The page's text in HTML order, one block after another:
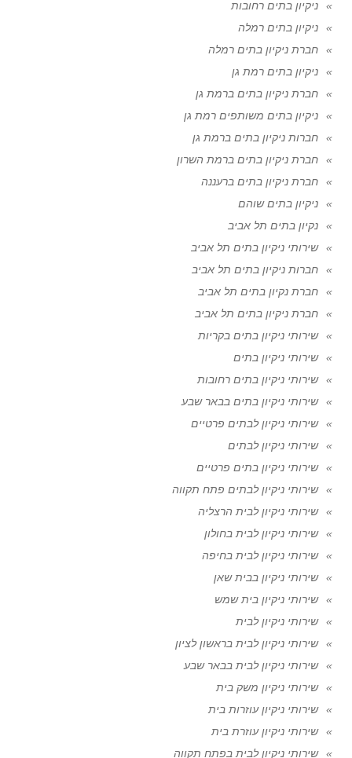
ניקיון בתים רחובות
ניקיון בתים רמלה
חברת ניקיון בתים רמלה
ניקיון בתים רמת גן
חברת ניקיון בתים ברמת גן
ניקיון בתים משותפים רמת גן
חברות ניקיון בתים ברמת גן
חברת ניקיון בתים ברמת השרון
חברת ניקיון בתים ברעננה
ניקיון בתים שוהם
נקיון בתים תל אביב
שירותי ניקיון בתים תל אביב
חברות ניקיון בתים תל אביב
חברת נקיון בתים תל אביב
חברת ניקיון בתים תל אביב
שירותי ניקיון בתים בקריות
שירותי ניקיון בתים
שירותי ניקיון בתים רחובות
שירותי ניקיון בתים בבאר שבע
שירותי ניקיון לבתים פרטיים
שירותי ניקיון לבתים
שירותי ניקיון בתים פרטיים
שירותי ניקיון לבתים פתח תקווה
שירותי ניקיון לבית הרצליה
שירותי ניקיון לבית בחולון
שירותי ניקיון לבית בחיפה
שירותי ניקיון בבית שאן
שירותי ניקיון בית שמש
שירותי ניקיון לבית
שירותי ניקיון לבית בראשון לציון
שירותי ניקיון לבית בבאר שבע
שירותי ניקיון משק בית
שירותי ניקיון עוזרות בית
שירותי ניקיון עוזרת בית
שירותי ניקיון לבית בפתח תקווה